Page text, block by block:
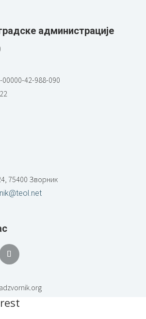
администрације
00000-42-988-090
75400 Зворник